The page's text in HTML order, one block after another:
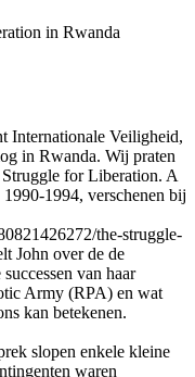
in Rwanda
Internationale Veiligheid,
in Rwanda. Wij praten
for Liberation. A
1994, verschenen bij
the-struggle-
John over de de
van haar
Army (RPA) en wat
kan betekenen.
slopen enkele kleine
waren